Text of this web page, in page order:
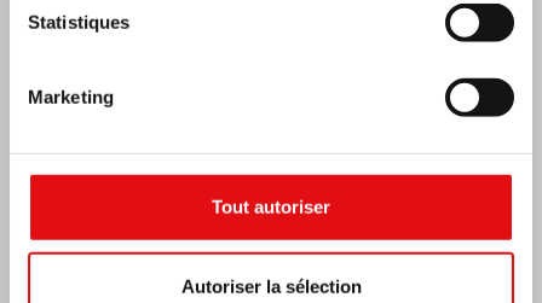
Statistiques
Marketing
Tout autoriser
Autoriser la sélection